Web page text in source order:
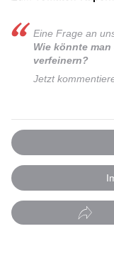
Eine Frage an
Wie könnte
verfeinern?
Jetzt